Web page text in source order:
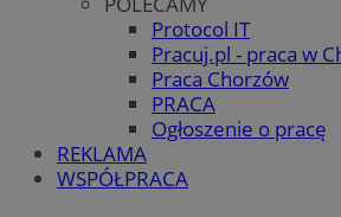
Protocol IT
Pracuj.pl - praca w
Praca Chorzów
PRACA
Ogłoszenie o pracę
REKLAMA
WSPÓŁPRACA